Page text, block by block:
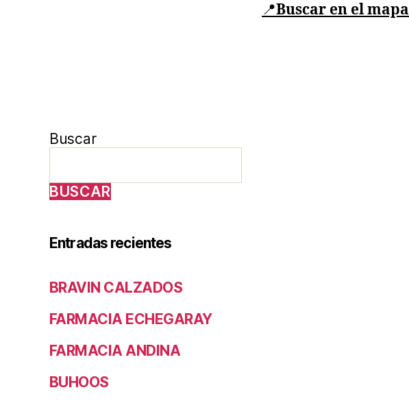
📍Buscar en el mapa
Buscar
BUSCAR
Entradas recientes
BRAVIN CALZADOS
FARMACIA ECHEGARAY
FARMACIA ANDINA
BUHOOS